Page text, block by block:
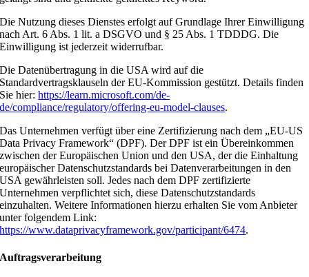
Die Nutzung dieses Dienstes erfolgt auf Grundlage Ihrer Einwilligung
nach Art. 6 Abs. 1 lit. a DSGVO und § 25 Abs. 1 TDDDG. Die
Einwilligung ist jederzeit widerrufbar.
Die Datenübertragung in die USA wird auf die
Standardvertragsklauseln der EU-Kommission gestützt. Details finden
Sie hier:https://learn.microsoft.com/de-
de/compliance/regulatory/offering-eu-model-clauses.
Das Unternehmen verfügt über eine Zertifizierung nach dem „EU-US
Data Privacy Framework“ (DPF). Der DPF ist ein Übereinkommen
zwischen der Europäischen Union und den USA, der die Einhaltung
europäischer Datenschutzstandards bei Datenverarbeitungen in den
USA gewährleisten soll. Jedes nach dem DPF zertifizierte
Unternehmen verpflichtet sich, diese Datenschutzstandards
einzuhalten. Weitere Informationen hierzu erhalten Sie vom Anbieter
unter folgendem Link:
https://www.dataprivacyframework.gov/participant/6474.
Auftragsverarbeitung